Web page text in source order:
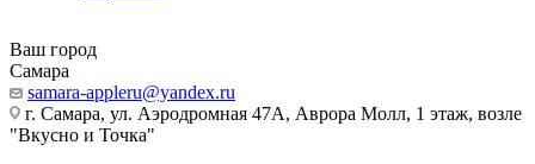
Ваш город
Самара
samara-appleru@yandex.ru
г. Самара, ул. Аэродромная 47А, Аврора Молл, 1 этаж, возле
"Вкусно и Точка"